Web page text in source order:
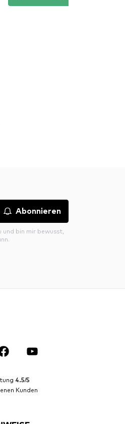
Abonnieren
und bin mir bewusst,
4.5/5
Kunden